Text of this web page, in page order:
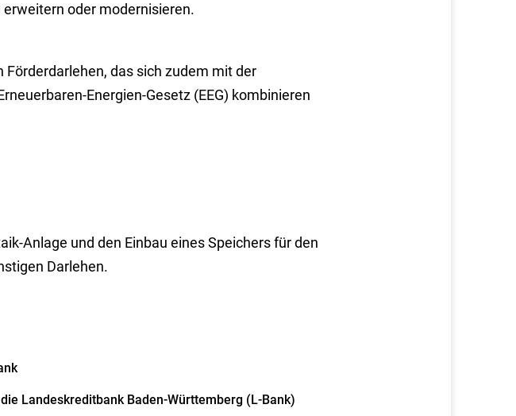
erweitern oder modernisieren.
Förderdarlehen, das sich zudem mit der
Energien-Gesetz (EEG) kombinieren
Anlage und den Einbau eines Speichers für den
Darlehen.
Landeskreditbank Baden-Württemberg (L-Bank)